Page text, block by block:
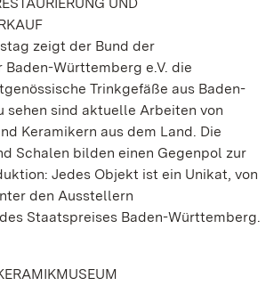
zeigt der Bund der
Württemberg e.V. die
Trinkgefäße aus Baden-
sehen sind aktuelle Arbeiten von
Keramikern aus dem Land. Die
Schalen bilden einen Gegenpol zur
Jedes Objekt ist ein Unikat, von
den Ausstellern
Staatspreises Baden-Württemberg.